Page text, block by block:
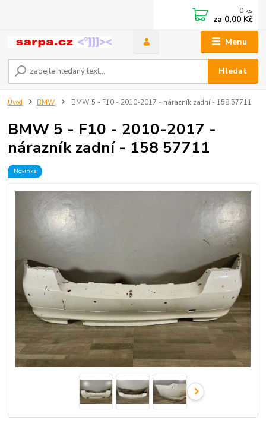
Menu
Hledat
0 ks
za 0,00 Kč
Úvod BMW BMW 5 - F10 - 2010-2017 - nárazník zadní - 158 57711
BMW 5 - F10 - 2010-2017 -
nárazník zadní - 158 57711
Novinka